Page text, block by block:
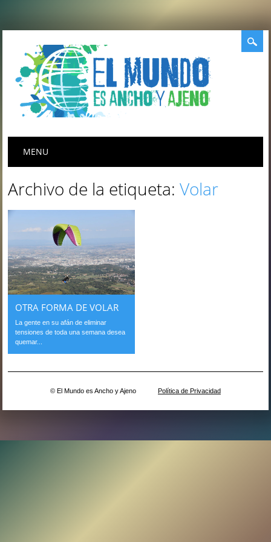
Menú principal
MENU
Archivo de la etiqueta:Volar
OTRA FORMA DE VOLAR
La gente en su afán de eliminar
tensiones de toda una semana desea
quemar...
© El Mundo es Ancho y Ajeno Política de Privacidad